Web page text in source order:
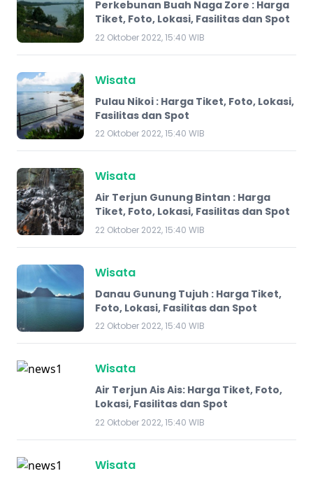
Perkebunan Buah Naga Zore : Harga
Tiket, Foto, Lokasi, Fasilitas dan Spot
22 Oktober 2022, 15:40 WIB
Wisata
Pulau Nikoi : Harga Tiket, Foto, Lokasi,
Fasilitas dan Spot
22 Oktober 2022, 15:40 WIB
Wisata
​Air Terjun Gunung Bintan : Harga
Tiket, Foto, Lokasi, Fasilitas dan Spot
22 Oktober 2022, 15:40 WIB
Wisata
Danau Gunung Tujuh : Harga Tiket,
Foto, Lokasi, Fasilitas dan Spot
22 Oktober 2022, 15:40 WIB
Wisata
Air Terjun Ais Ais: Harga Tiket, Foto,
Lokasi, Fasilitas dan Spot
22 Oktober 2022, 15:40 WIB
Wisata